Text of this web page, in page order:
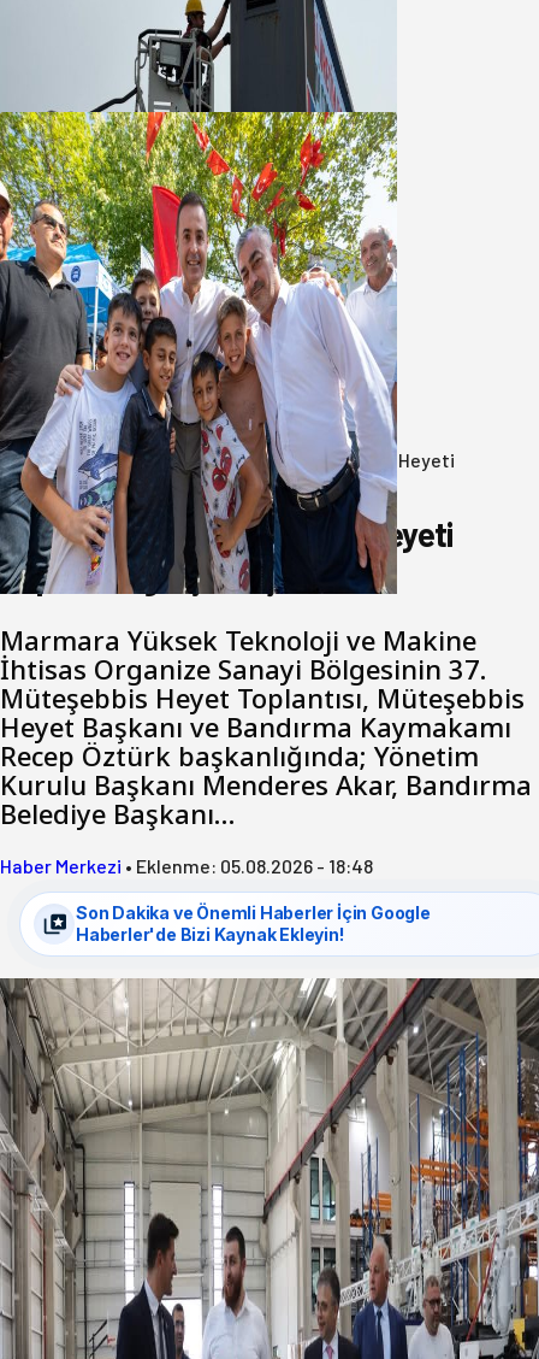
Büyükşehir Çevresel İzleme Ağını
Bandırma ile Güçlendirdi
05 Ağustos 2026
Akın: Benim derdim memlekete
hizmet hemşerim!
05 Ağustos 2026
Anasayfa/Ekonomi /Marmara OSB Müteşebbis Heyeti
Toplantısı gerçekleştirildi
Marmara OSB Müteşebbis Heyeti
Toplantısı gerçekleştirildi
Marmara Yüksek Teknoloji ve Makine
İhtisas Organize Sanayi Bölgesinin 37.
Müteşebbis Heyet Toplantısı, Müteşebbis
Heyet Başkanı ve Bandırma Kaymakamı
Recep Öztürk başkanlığında; Yönetim
Kurulu Başkanı Menderes Akar, Bandırma
Belediye Başkanı…
Haber Merkezi • Eklenme: 05.08.2026 - 18:48
Son Dakika ve Önemli Haberler İçin Google
Haberler'de Bizi Kaynak Ekleyin!